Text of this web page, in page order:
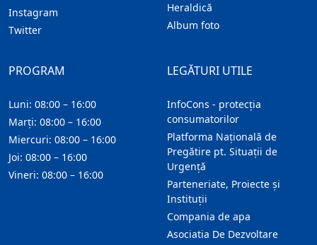
Instagram
Twitter
Heraldică
Album foto
LEGĂTURI UTILE
InfoCons - protecția
consumatorilor
Platforma Națională de
Pregătire pt. Situații de
Urgență
Parteneriate, Proiecte și
Instituții
Compania de apa
Asociatia De Dezvoltare
PROGRAM
Luni: 08:00 – 16:00
Marți: 08:00 – 16:00
Miercuri: 08:00 – 16:00
Joi: 08:00 – 16:00
Vineri: 08:00 – 16:00